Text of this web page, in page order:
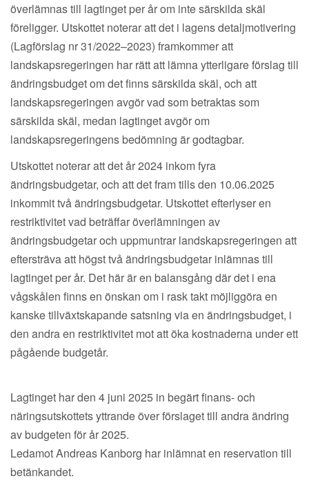
överlämnas till lagtinget per år om inte särskilda skäl
föreligger. Utskottet noterar att det i lagens detaljmotivering
(Lagförslag nr 31/2022–2023) framkommer att
landskapsregeringen har rätt att lämna ytterligare förslag till
ändringsbudget om det finns särskilda skäl, och att
landskapsregeringen avgör vad som betraktas som
särskilda skäl, medan lagtinget avgör om
landskapsregeringens bedömning är godtagbar.
Utskottet noterar att det år 2024 inkom fyra
ändringsbudgetar, och att det fram tills den 10.06.2025
inkommit två ändringsbudgetar. Utskottet efterlyser en
restriktivitet vad beträffar överlämningen av
ändringsbudgetar och uppmuntrar landskapsregeringen att
eftersträva att högst två ändringsbudgetar inlämnas till
lagtinget per år. Det här är en balansgång där det i ena
vågskålen finns en önskan om i rask takt möjliggöra en
kanske tillväxtskapande satsning via en ändringsbudget, i
den andra en restriktivitet mot att öka kostnaderna under ett
pågående budgetår.
Lagtinget har den 4 juni 2025 in begärt finans- och
näringsutskottets yttrande över förslaget till andra ändring
av budgeten för år 2025.
Ledamot Andreas Kanborg har inlämnat en reservation till
betänkandet.